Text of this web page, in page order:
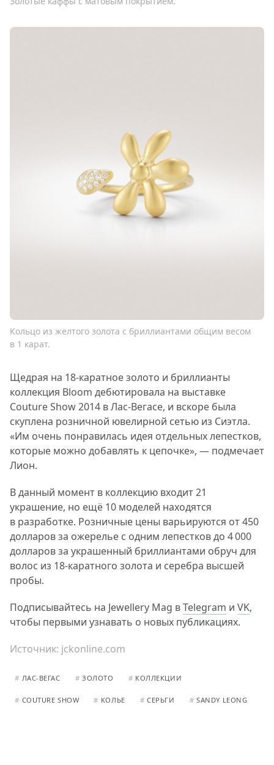
Кольцо из желтого золота с бриллиантами общим весом
в 1 карат.
Щедрая на 18-каратное золото и бриллианты
коллекция Bloom дебютировала на выставке
Couture Show 2014 в Лас-Вегасе, и вскоре была
скуплена розничной ювелирной сетью из Сиэтла.
«Им очень понравилась идея отдельных лепестков,
которые можно добавлять к цепочке», — подмечает
Лион.
В данный момент в коллекцию входит 21
украшение, но ещё 10 моделей находятся
в разработке. Розничные цены варьируются от 450
долларов за ожерелье с одним лепестков до 4 000
долларов за украшенный бриллиантами обруч для
волос из 18-каратного золота и серебра высшей
пробы.
Подписывайтесь на Jewellery Mag вTelegram и VK,
чтобы первыми узнавать о новых публикациях.
Источник: jckonline.com
# ЛАС-ВЕГАС # ЗОЛОТО # КОЛЛЕКЦИИ
# COUTURE SHOW # КОЛЬЕ # СЕРЬГИ # SANDY LEONG